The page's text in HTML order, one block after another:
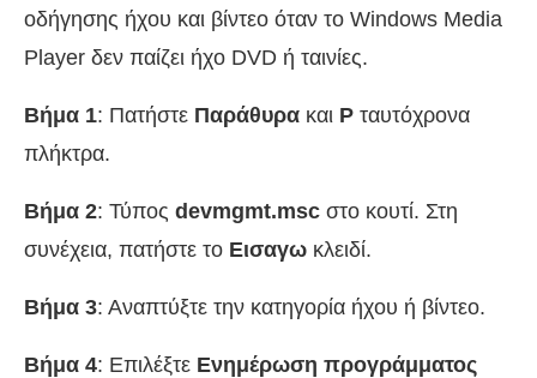
οδήγησης ήχου και βίντεο όταν το Windows Media
Player δεν παίζει ήχο DVD ή ταινίες.
Βήμα 1: Πατήστε Παράθυρα και Ρ ταυτόχρονα
πλήκτρα.
Βήμα 2: Τύπος devmgmt.msc στο κουτί. Στη
συνέχεια, πατήστε το Εισαγω κλειδί.
Βήμα 3: Αναπτύξτε την κατηγορία ήχου ή βίντεο.
Βήμα 4: Επιλέξτε Ενημέρωση προγράμματος